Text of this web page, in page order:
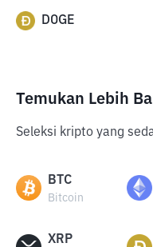
DOGE
Temukan Lebih
Seleksi kripto yang
BTC
Bitcoin
XRP